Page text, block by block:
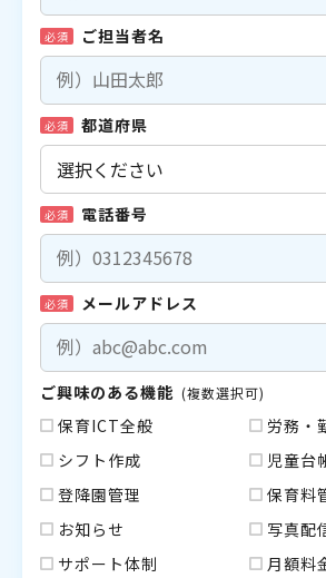
必須 ご担当者名
必須 都道府県
必須 電話番号
必須 メールアドレス
ご興味のある機能 (複数選択可)
保育ICT全般
労務・
シフト作成
児童台
登降園管理
保育料
お知らせ
写真配
サポート体制
月額料